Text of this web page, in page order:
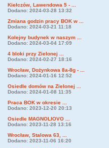
Kiełczów, Lawendowa 5 - ...
Dodano: 2024-03-28 13:32
Zmiana godzin pracy BOK w ...
Dodano: 2024-03-21 11:18
Kolejny budynek w naszym ...
Dodano: 2024-03-04 17:09
4 bloki przy Zielonej ...
Dodano: 2024-02-27 18:16
Wrocław, Dożynkowa 8a-8g - ...
Dodano: 2024-01-16 12:52
Osiedle domów na Zielonej ...
Dodano: 2024-01-08 11:35
Praca BOK w okresie ...
Dodano: 2023-12-20 20:13
Osiedle MAGNOLIOVO ...
Dodano: 2023-11-28 13:16
Wrocław, Stalowa 63, ...
Dodano: 2023-11-06 16:20